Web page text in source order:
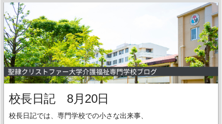
校長日記 8月20日
校長日記では、専門学校での小さな出来事、